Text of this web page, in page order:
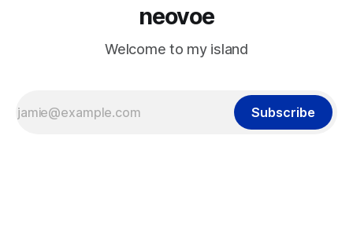
neovoe
Welcome to my island
Subscribe